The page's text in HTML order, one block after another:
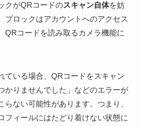
クがQRコードのスキャン自体を妨
ブロックはアカウントへのアクセス
QRコードを読み取るカメラ機能に
ている場合、QRコードをスキャン
かりませんでした」などのエラーが
らない可能性があります。つまり、
フィールにはたどり着けない状態に